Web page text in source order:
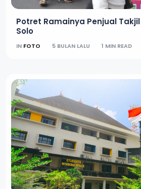
Potret Ramainya Penjual Takjil
Solo
IN FOTO 5 BULAN LALU 1 MIN READ